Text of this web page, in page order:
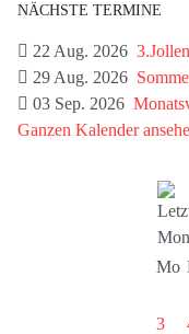
NÄCHSTE TERMINE
22 Aug. 2026
29 Aug. 2026
03 Sep. 2026
Ganzen Kalender
Mo
3